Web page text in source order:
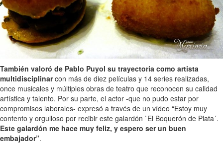
También valoró de Pablo Puyol su trayectoria como artista
multidisciplinarcon más de diez películas y 14 series realizadas,
once musicales y múltiples obras de teatro que reconocen su calidad
artística y talento. Por su parte, el actor -que no pudo estar por
compromisos laborales- expresó a través de un vídeo “Estoy muy
contento y orgulloso por recibir este galardón `El Boquerón de Plata´.
Este galardón me hace muy feliz, y espero ser un buen
embajador”.